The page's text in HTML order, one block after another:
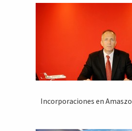
Incorporaciones en